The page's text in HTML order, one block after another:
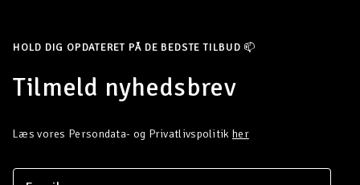
HOLD DIG OPDATERET PÅ DE BEDSTE TILBUD 📫
Tilmeld nyhedsbrev
Læs vores Persondata- og Privatlivspolitik her